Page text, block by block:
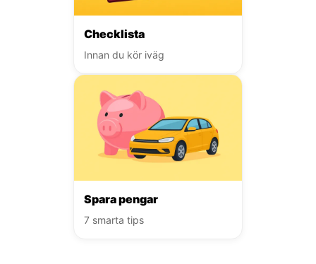
Checklista
Innan du kör iväg
Spara pengar
7 smarta tips